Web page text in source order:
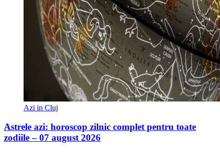
Azi in Cluj
Astrele azi: horoscop zilnic complet pentru toate
zodiile – 07 august 2026